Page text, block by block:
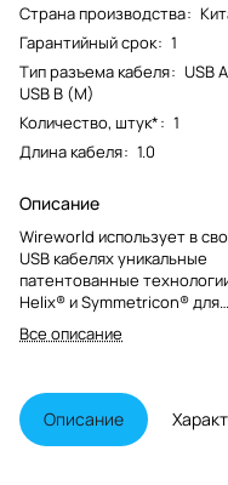
Страна производства:
Гарантийный срок: 1
Тип разъема кабеля: USB
USB B (M)
Количество, штук*: 1
Длина кабеля: 1.0
Описание
Wireworld использует в
USB кабелях уникальные
патентованные
Helix® и Symmetricon® для
минимизации джиттера,
сохранения прямоугольной
технологии во всех ценовых
категориях, Wireworld
обеспечивает тональную
Все описание
Описание